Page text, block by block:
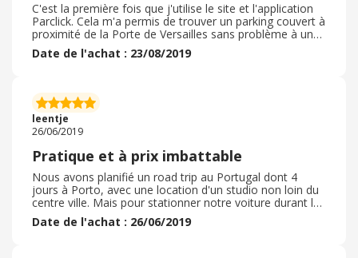
C'est la première fois que j'utilise le site et l'application
Parclick. Cela m'a permis de trouver un parking couvert à
proximité de la Porte de Versailles sans problème à un
tarif très raisonnable. L'accès au parking s'est fait via
l'application en Bluetooth et n'a posé aucun problème.
remboursement du temps non utilisé... A savoir pour la
prochaine fois. A l'avenir je pourrais avoir recours à
nouveau à ce site.
Date de l'achat : 23/08/2019
leentje
26/06/2019
Pratique et à prix imbattable
Nous avons planifié un road trip au Portugal dont 4
jours à Porto, avec une location d'un studio non loin du
centre ville. Mais pour stationner notre voiture durant le
séjour et sans l'utiliser, nous avons vu que c'était une
autre affaire. Les places sont chères dans les sens du
Date de l'achat : 26/06/2019